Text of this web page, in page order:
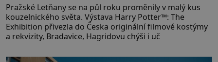
Pražské Letňany se na půl roku proměnily v malý kus
kouzelnického světa. Výstava Harry Potter™: The
Exhibition přivezla do Česka originální filmové kostýmy
a rekvizity, Bradavice, Hagridovu chýši i uč